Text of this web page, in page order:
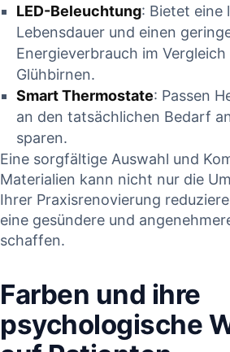
LED-Beleuchtung: Bietet eine
Lebensdauer und einen
Energieverbrauch im
Glühbirnen.
Smart Thermostate: Passen
an den tatsächlichen Bedarf
sparen.
Eine sorgfältige Auswahl und
Materialien kann nicht nur die
Ihrer Praxisrenovierung
eine gesündere und
schaffen.
Farben und ihre
psychologische